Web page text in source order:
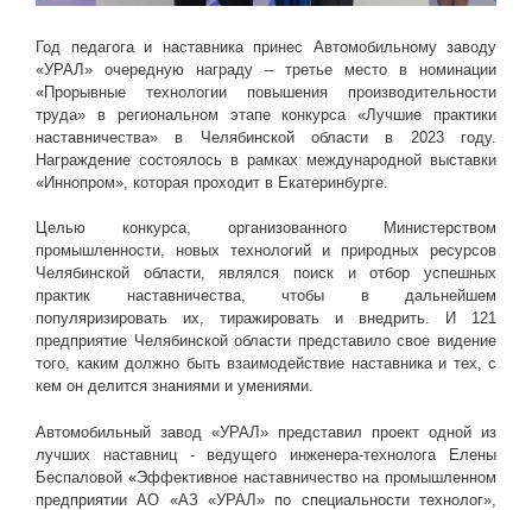
Год педагога и наставника принес Автомобильному заводу
«УРАЛ» очередную награду – третье место в номинации
«Прорывные технологии повышения производительности
труда» в региональном этапе конкурса «Лучшие практики
наставничества» в Челябинской области в 2023 году.
Награждение состоялось в рамках международной выставки
«Иннопром», которая проходит в Екатеринбурге.
Целью конкурса, организованного Министерством
промышленности, новых технологий и природных ресурсов
Челябинской области, являлся поиск и отбор успешных
практик наставничества, чтобы в дальнейшем
популяризировать их, тиражировать и внедрить. И 121
предприятие Челябинской области представило свое видение
того, каким должно быть взаимодействие наставника и тех, с
кем он делится знаниями и умениями.
Автомобильный завод «УРАЛ» представил проект одной из
лучших наставниц - ведущего инженера-технолога Елены
Беспаловой «Эффективное наставничество на промышленном
предприятии АО «АЗ «УРАЛ» по специальности технолог»,